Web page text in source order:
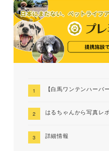
【白馬ワンテンハーバ
はるちゃんから写真レ
詳細情報